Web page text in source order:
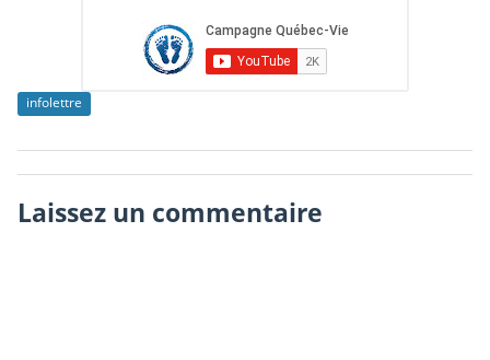
infolettre
Laissez un commentaire